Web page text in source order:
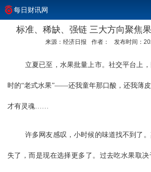
每日财讯网
标准、稀缺、强链 三大方向聚焦
来源：经济日报 作者： 发布时间：
立夏已至，水果批量上市。社交平台上
时的“老式水果”——还我童年那口酸，还我薄
才有灵魂……
许多网友感叹，小时候的味道找不到了
失了，而是现在选择更多了。过去吃水果取